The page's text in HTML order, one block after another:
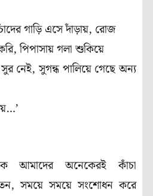
গাড়ি এসে দাঁড়ায়, রোজ
পিপাসায় গলা শুকিয়ে
নেই, সুগন্ধ পালিয়ে গেছে অন্য
আমাদের অনেকেরই কাঁচা
সময়ে সময়ে সংশোধন করে